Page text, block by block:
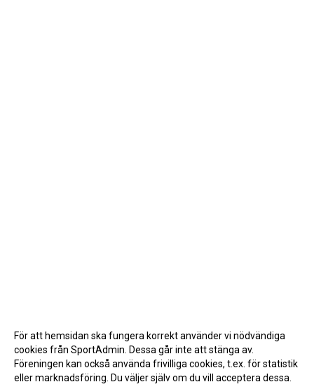
För att hemsidan ska fungera korrekt använder vi nödvändiga
cookies från SportAdmin. Dessa går inte att stänga av.
Föreningen kan också använda frivilliga cookies, t.ex. för statistik
eller marknadsföring. Du väljer själv om du vill acceptera dessa.